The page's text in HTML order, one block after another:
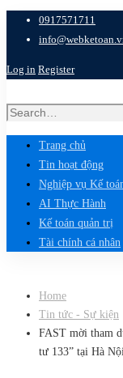
0917571711
Log in Register
Search
for:
Trang chủ
Tin hoạt động
Nghiệp vụ Kế
AI Thực Hành
Kế toán quản trị
Tài chính cá nhân
Home
Tin tức - Sự kiện
FAST mời tham
tư 133” tại Hà